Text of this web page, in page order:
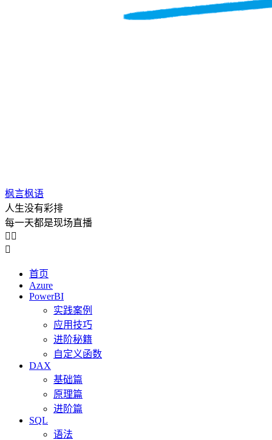
枫言枫语
人生没有彩排
每一天都是现场直播
 

首页
Azure
PowerBI
实践案例
应用技巧
进阶秘籍
自定义函数
DAX
基础篇
原理篇
进阶篇
SQL
语法